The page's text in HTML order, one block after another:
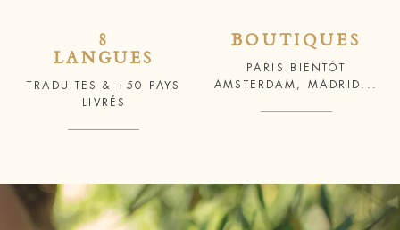
8
LANGUES
TRADUITES & +50 PAYS
LIVRÉS
BOUTIQUES
PARIS BIENTÔT
AMSTERDAM, MADRID...